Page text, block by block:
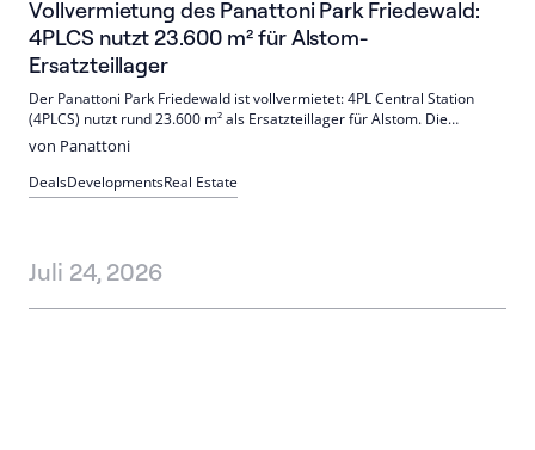
Vollvermietung des Panattoni Park Friedewald:
4PLCS nutzt 23.600 m² für Alstom-
Ersatzteillager
Der Panattoni Park Friedewald ist vollvermietet: 4PL Central Station
(4PLCS) nutzt rund 23.600 m² als Ersatzteillager für Alstom. Die
Übergabe erfolgte zum 1. Juli. Der revitalisierte Standort in Osthessen
von Panattoni
DealsDevelopmentsReal Estate
Juli 24, 2026